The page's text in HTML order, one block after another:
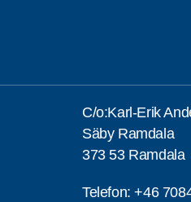
C/o:Karl-Erik
Säby Ramdala
373 53 Ramdala
Telefon:+46